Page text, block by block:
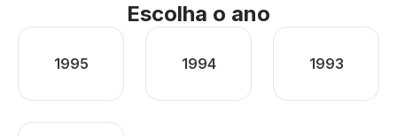
Escolha o ano
1995 1994 1993